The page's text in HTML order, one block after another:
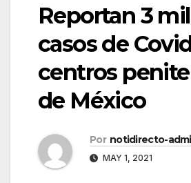
Reportan 3
casos de
centros
de México
Por notidirecto-
MAY 1, 2021